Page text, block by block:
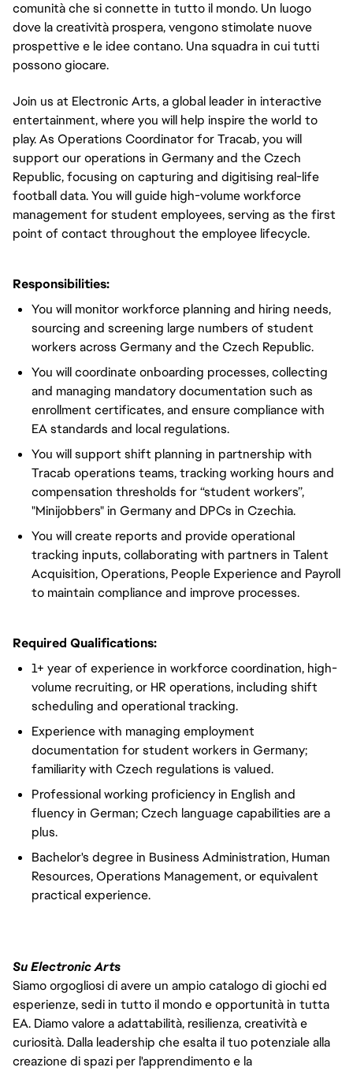
comunità che si connette in tutto il mondo. Un luogo
dove la creatività prospera, vengono stimolate nuove
prospettive e le idee contano. Una squadra in cui tutti
possono giocare.
Join us at Electronic Arts, a global leader in interactive
entertainment, where you will help inspire the world to
play. As Operations Coordinator for Tracab, you will
support our operations in Germany and the Czech
Republic, focusing on capturing and digitising real-life
football data. You will guide high-volume workforce
management for student employees, serving as the first
point of contact throughout the employee lifecycle.
Responsibilities:
You will monitor workforce planning and hiring needs,
sourcing and screening large numbers of student
workers across Germany and the Czech Republic.
You will coordinate onboarding processes, collecting
and managing mandatory documentation such as
enrollment certificates, and ensure compliance with
EA standards and local regulations.
You will support shift planning in partnership with
Tracab operations teams, tracking working hours and
compensation thresholds for “student workers”,
"Minijobbers" in Germany and DPCs in Czechia.
You will create reports and provide operational
tracking inputs, collaborating with partners in Talent
Acquisition, Operations, People Experience and Payroll
to maintain compliance and improve processes.
Required Qualifications:
1+ year of experience in workforce coordination, high-
volume recruiting, or HR operations, including shift
scheduling and operational tracking.
Experience with managing employment
documentation for student workers in Germany;
familiarity with Czech regulations is valued.
Professional working proficiency in English and
fluency in German; Czech language capabilities are a
plus.
Bachelor's degree in Business Administration, Human
Resources, Operations Management, or equivalent
practical experience.
Su Electronic Arts
Siamo orgogliosi di avere un ampio catalogo di giochi ed
esperienze, sedi in tutto il mondo e opportunità in tutta
EA. Diamo valore a adattabilità, resilienza, creatività e
curiosità. Dalla leadership che esalta il tuo potenziale alla
creazione di spazi per l'apprendimento e la